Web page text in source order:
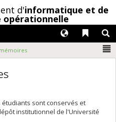
d'informatique et de
opérationnelle
Liens
Langues
sont conservés et
institutionnel de l'Université